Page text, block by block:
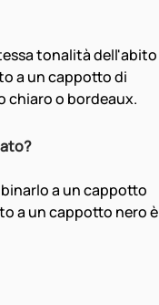
tonalità dell'abito
a un cappotto di
chiaro o bordeaux.
a un cappotto
a un cappotto nero è